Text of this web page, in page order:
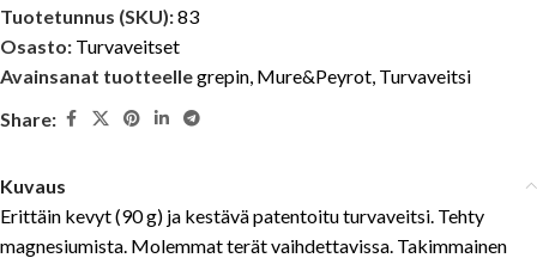
Tuotetunnus (SKU):83
Osasto: Turvaveitset
Avainsanat tuotteellegrepin Mure&Peyrot Turvaveitsi
Share:
Kuvaus
Erittäin kevyt (90 g) ja kestävä patentoitu turvaveitsi. Tehty
magnesiumista. Molemmat terät vaihdettavissa. Takimmainen